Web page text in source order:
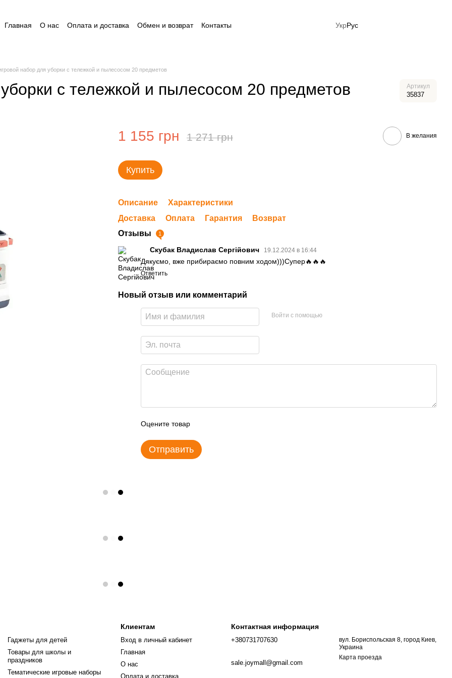
Главная О нас Оплата и доставка Обмен и возврат
Контакты
УкрРус
набор для уборки с тележкой и пылесосом 20 предметов
с тележкой и пылесосом 20 предметов Артикул
35837
1 155 грн 1 271 грн В желания
Купить
Описание
Характеристики
Доставка
Оплата Гарантия
Возврат
Отзывы
1
Скубак Владислав Сергійович 19.12.2024 в 16:44
Дякуємо, вже прибираємо повним ходом)))Супер🔥🔥🔥
Ответить
Новый отзыв или комментарий
Войти с помощью
Оцените товар
Отправить
Гаджеты для детей
Товары для школы и
праздников
Тематические игровые наборы
Клиентам
Вход в личный кабинет
Главная
О нас
Оплата и доставка
Контактная информация
+380731707630
sale.joymall@gmail.com
вул. Бориспольская 8, город Киев,
Украина
Карта проезда